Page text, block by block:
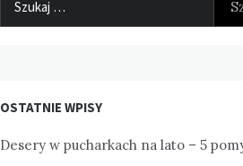
OSTATNIE WPISY
Desery w pucharkach na lato – 5